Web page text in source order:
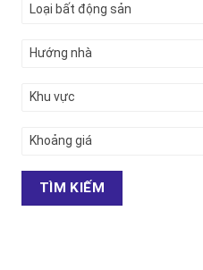
Loại bất động sản
Hướng nhà
Khu vực
Khoảng giá
TÌM KIẾM